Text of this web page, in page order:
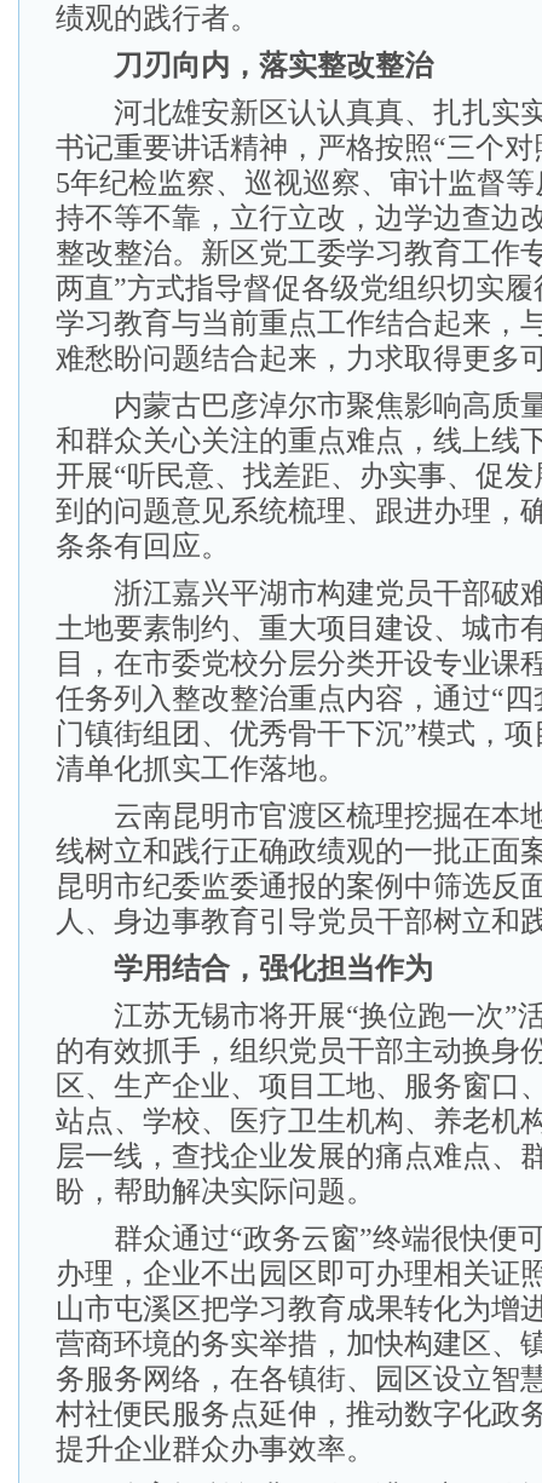
绩观的践行者。
刀刃向内，落实整改整治
河北雄安新区认认真真、扎扎实
书记重要讲话精神，严格按照“三个
5年纪检监察、巡视巡察、审计监督
持不等不靠，立行立改，边学边查边
整改整治。新区党工委学习教育工作
两直”方式指导督促各级党组织切实
学习教育与当前重点工作结合起来，
难愁盼问题结合起来，力求取得更多
内蒙古巴彦淖尔市聚焦影响高质
和群众关心关注的重点难点，线上线
开展“听民意、找差距、办实事、促
到的问题意见系统梳理、跟进办理，
条条有回应。
浙江嘉兴平湖市构建党员干部破
土地要素制约、重大项目建设、城市
目，在市委党校分层分类开设专业课
任务列入整改整治重点内容，通过“
门镇街组团、优秀骨干下沉”模式，
清单化抓实工作落地。
云南昆明市官渡区梳理挖掘在本
线树立和践行正确政绩观的一批正面
昆明市纪委监委通报的案例中筛选反
人、身边事教育引导党员干部树立和
学用结合，强化担当作为
江苏无锡市将开展“换位跑一次”
的有效抓手，组织党员干部主动换身
区、生产企业、项目工地、服务窗口
站点、学校、医疗卫生机构、养老机
层一线，查找企业发展的痛点难点、
盼，帮助解决实际问题。
群众通过“政务云窗”终端很快便
办理，企业不出园区即可办理相关
山市屯溪区把学习教育成果转化为增
营商环境的务实举措，加快构建区、
务服务网络，在各镇街、园区设立智
村社便民服务点延伸，推动数字化政
提升企业群众办事效率。